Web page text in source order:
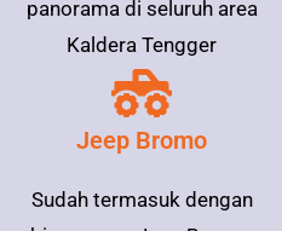
panorama di seluruh area
Kaldera Tengger
Jeep Bromo
Sudah termasuk dengan